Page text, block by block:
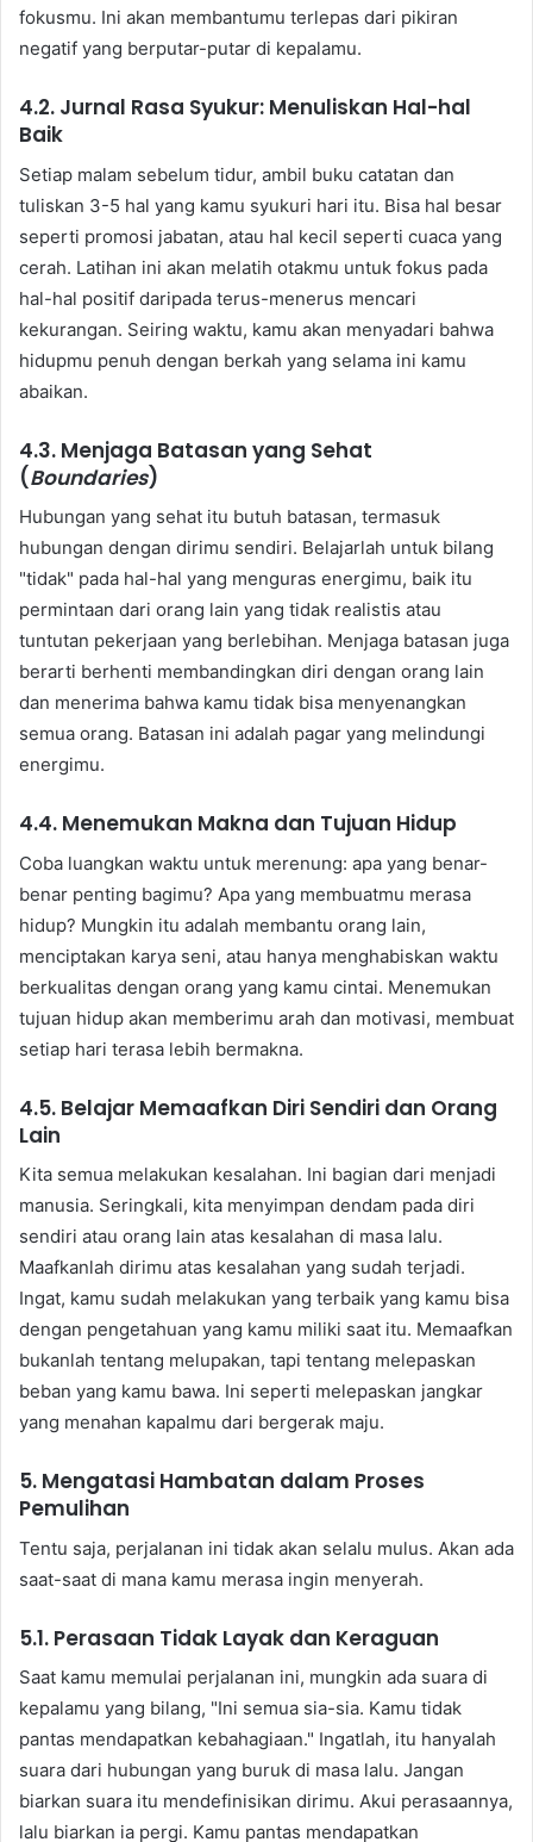
fokusmu. Ini akan membantumu terlepas dari pikiran
negatif yang berputar-putar di kepalamu.
4.2. Jurnal Rasa Syukur: Menuliskan Hal-hal
Baik
Setiap malam sebelum tidur, ambil buku catatan dan
tuliskan 3-5 hal yang kamu syukuri hari itu. Bisa hal besar
seperti promosi jabatan, atau hal kecil seperti cuaca yang
cerah. Latihan ini akan melatih otakmu untuk fokus pada
hal-hal positif daripada terus-menerus mencari
kekurangan. Seiring waktu, kamu akan menyadari bahwa
hidupmu penuh dengan berkah yang selama ini kamu
abaikan.
4.3. Menjaga Batasan yang Sehat
(Boundaries)
Hubungan yang sehat itu butuh batasan, termasuk
hubungan dengan dirimu sendiri. Belajarlah untuk bilang
"tidak" pada hal-hal yang menguras energimu, baik itu
permintaan dari orang lain yang tidak realistis atau
tuntutan pekerjaan yang berlebihan. Menjaga batasan juga
berarti berhenti membandingkan diri dengan orang lain
dan menerima bahwa kamu tidak bisa menyenangkan
semua orang. Batasan ini adalah pagar yang melindungi
energimu.
4.4. Menemukan Makna dan Tujuan Hidup
Coba luangkan waktu untuk merenung: apa yang benar-
benar penting bagimu? Apa yang membuatmu merasa
hidup? Mungkin itu adalah membantu orang lain,
menciptakan karya seni, atau hanya menghabiskan waktu
berkualitas dengan orang yang kamu cintai. Menemukan
tujuan hidup akan memberimu arah dan motivasi, membuat
setiap hari terasa lebih bermakna.
4.5. Belajar Memaafkan Diri Sendiri dan Orang
Lain
Kita semua melakukan kesalahan. Ini bagian dari menjadi
manusia. Seringkali, kita menyimpan dendam pada diri
sendiri atau orang lain atas kesalahan di masa lalu.
Maafkanlah dirimu atas kesalahan yang sudah terjadi.
Ingat, kamu sudah melakukan yang terbaik yang kamu bisa
dengan pengetahuan yang kamu miliki saat itu. Memaafkan
bukanlah tentang melupakan, tapi tentang melepaskan
beban yang kamu bawa. Ini seperti melepaskan jangkar
yang menahan kapalmu dari bergerak maju.
5. Mengatasi Hambatan dalam Proses
Pemulihan
Tentu saja, perjalanan ini tidak akan selalu mulus. Akan ada
saat-saat di mana kamu merasa ingin menyerah.
5.1. Perasaan Tidak Layak dan Keraguan
Saat kamu memulai perjalanan ini, mungkin ada suara di
kepalamu yang bilang, "Ini semua sia-sia. Kamu tidak
pantas mendapatkan kebahagiaan." Ingatlah, itu hanyalah
suara dari hubungan yang buruk di masa lalu. Jangan
biarkan suara itu mendefinisikan dirimu. Akui perasaannya,
lalu biarkan ia pergi. Kamu pantas mendapatkan